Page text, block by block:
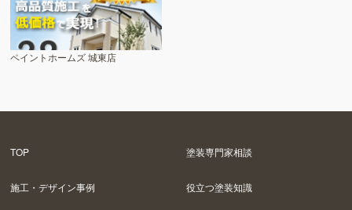
ペイントホームズ 城東店
TOP 塗装専門家相談
施工・デザイン事例 役立つ塗装知識